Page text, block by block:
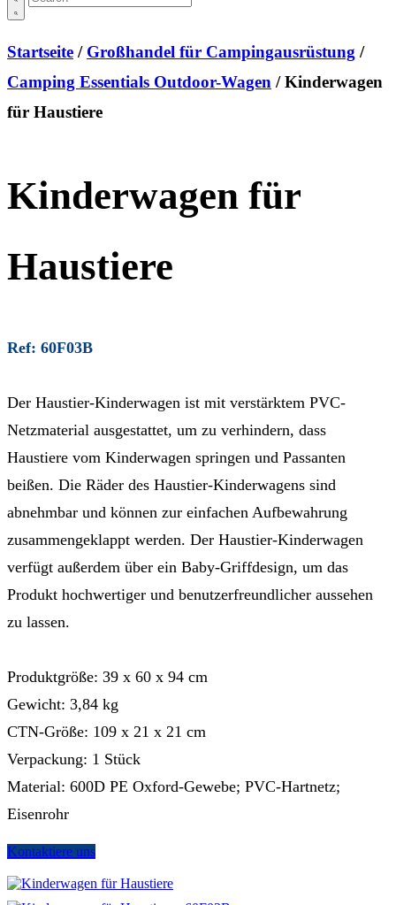
Startseite / Großhandel für Campingausrüstung /
Camping Essentials Outdoor-Wagen / Kinderwagen
für Haustiere
Kinderwagen für
Haustiere
Ref: 60F03B
Der Haustier-Kinderwagen ist mit verstärktem PVC-
Netzmaterial ausgestattet, um zu verhindern, dass
Haustiere vom Kinderwagen springen und Passanten
beißen. Die Räder des Haustier-Kinderwagens sind
abnehmbar und können zur einfachen Aufbewahrung
zusammengeklappt werden. Der Haustier-Kinderwagen
verfügt außerdem über ein Baby-Griffdesign, um das
Produkt hochwertiger und benutzerfreundlicher aussehen
zu lassen.
Produktgröße: 39 x 60 x 94 cm
Gewicht: 3,84 kg
CTN-Größe: 109 x 21 x 21 cm
Verpackung: 1 Stück
Material: 600D PE Oxford-Gewebe; PVC-Hartnetz;
Eisenrohr
Kontaktiere uns